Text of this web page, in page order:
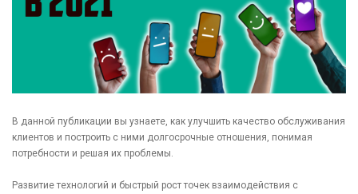
В данной публикации вы узнаете, как улучшить качество обслуживания
клиентов и построить с ними долгосрочные отношения, понимая
потребности и решая их проблемы.
Развитие технологий и быстрый рост точек взаимодействия с